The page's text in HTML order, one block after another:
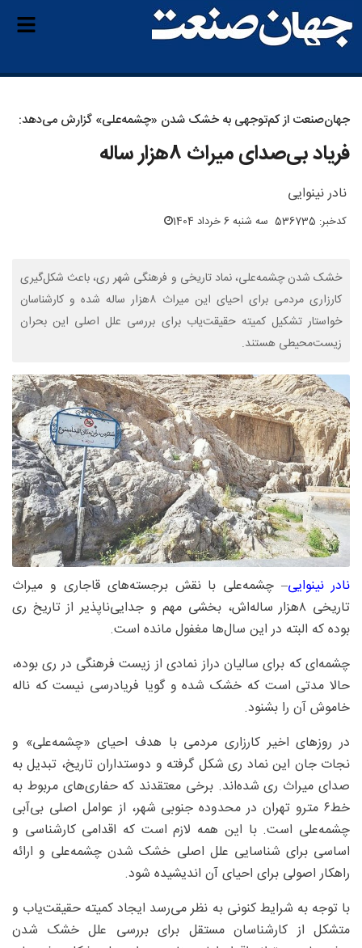
جهان‌صنعت از کم‌توجهی به خشک شدن «چشمه‌علی» گزارش می‌دهد:
فریاد بی‌صدای میراث ۸هزار ساله
نادر نینوایی
کدخبر: 536735 سه شنبه 6 خرداد 1404
خشک شدن چشمه‌علی، نماد تاریخی و فرهنگی شهر ری، باعث شکل‌گیری
کارزاری مردمی برای احیای این میراث ۸هزار ساله شده و کارشناسان
خواستار تشکیل کمیته حقیقت‌یاب برای بررسی علل اصلی این بحران
زیست‌محیطی هستند.
نادر نینوایی– چشمه‌علی با نقش برجسته‌های قاجاری و میراث
تاریخی ۸هزار ساله‌اش، بخشی مهم و جدایی‌ناپذیر از تاریخ ری
بوده که البته در این سال‌ها مغفول مانده است.
چشمه‌ای که برای سالیان دراز نمادی از زیست فرهنگی در ری بوده،
حالا مدتی است که خشک شده و گویا فریادرسی نیست که ناله
خاموش آن را بشنود.
در روزهای اخیر کارزاری مردمی با هدف احیای «چشمه‌علی» و
نجات جان این نماد ری شکل گرفته و دوستداران تاریخ، تبدیل به
صدای میراث ری شده‌اند. برخی معتقدند که حفاری‌های مربوط به
خط۶ مترو تهران در محدوده جنوبی شهر، از عوامل اصلی بی‌آبی
چشمه‌علی است. با این همه لازم است که اقدامی کارشناسی و
اساسی برای شناسایی علل اصلی خشک شدن چشمه‌علی و ارائه
راهکار اصولی برای احیای آن اندیشیده شود.
با توجه به شرایط کنونی به نظر می‌رسد ایجاد کمیته حقیقت‌یاب و
متشکل از کارشناسان مستقل برای بررسی علل خشک شدن